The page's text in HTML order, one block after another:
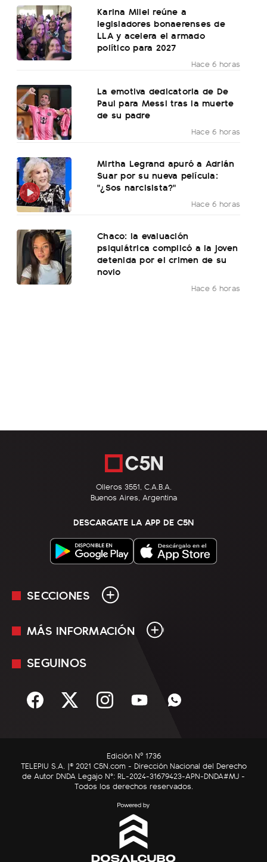
Karina Milei reúne a
legisladores bonaerenses de
LLA y acelera el armado
político para 2027
Hace 6 horas
La emotiva dedicatoria de De
Paul para Messi tras la muerte
de su padre
Hace 6 horas
Mirtha Legrand apuró a Adrián
Suar por su nueva película:
"¿Sos narcisista?"
Hace 6 horas
Chaco: la evaluación
psiquiátrica complicó a la joven
detenida por el crimen de su
novio
Hace 6 horas
Olleros 3551, C.A.B.A.
Buenos Aires, Argentina
DESCARGATE LA APP DE C5N
SECCIONES
En Vivo
Sociedad
C5N Autos
RatingCero
MÁS INFORMACIÓN
Mediakit
Términos y condiciones
SEGUINOS
Edición Nº 1736
TELEPIU S.A. |© 2021 C5N.com - Dirección Nacional del Derecho
de Autor DNDA Legajo N°: RL-2024-31679423-APN-DNDA#MJ -
Todos los derechos reservados.